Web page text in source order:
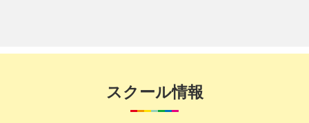
スクール情報